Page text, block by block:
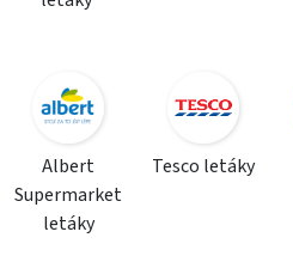
Albert
Supermarket
letáky
Tesco letáky